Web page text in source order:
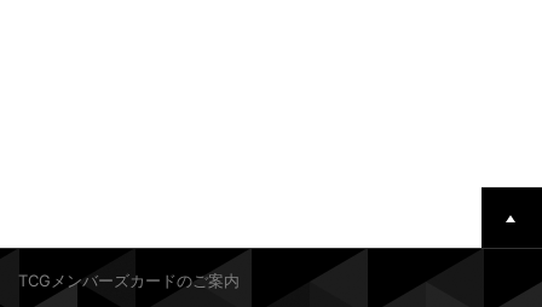
TCGメンバーズカードのご案内